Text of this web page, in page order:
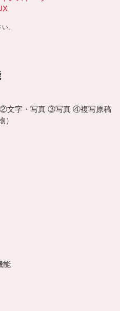
。
文字・写真 ③写真 ④複写原稿
能